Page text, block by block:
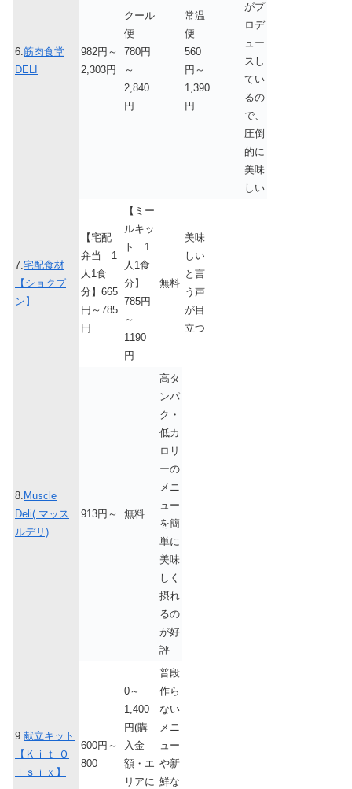
6.筋肉食堂
DELI
982円～
2,303円
クール
便
780円
～
2,840
円
常温
便
560
円～
1,390
円
がプ
ロデ
ュー
スし
てい
るの
で、
圧倒
的に
美味
しい
7.宅配食材
【ショクブ
ン】
【宅配
弁当 1
人1食
分】665
円～785
円
【ミー
ルキッ
ト 1
人1食
分】
785円
～
1190
円
無料
美味
しい
と言
う声
が目
立つ
8. Muscle
Deli( マッス
ルデリ)
913円～ 無料
高タ
ンパ
ク・
低カ
ロリ
ーの
メニ
ュー
を簡
単に
美味
しく
摂れ
るの
が好
評
9.献立キット
【Ｋｉｔ Ｏ
ｉｓｉｘ】
600円～
800
0～
1,400
円(購
入金
額・エ
リアに
普段
作ら
ない
メニ
ュー
や新
鮮な